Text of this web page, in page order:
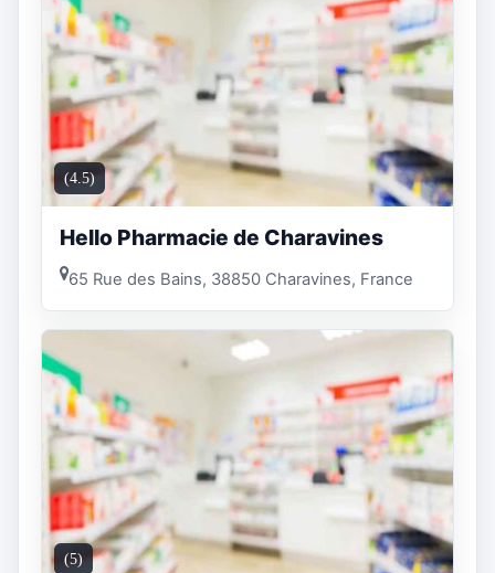
(4.5)
Hello Pharmacie de Charavines
65 Rue des Bains, 38850 Charavines, France
(5)